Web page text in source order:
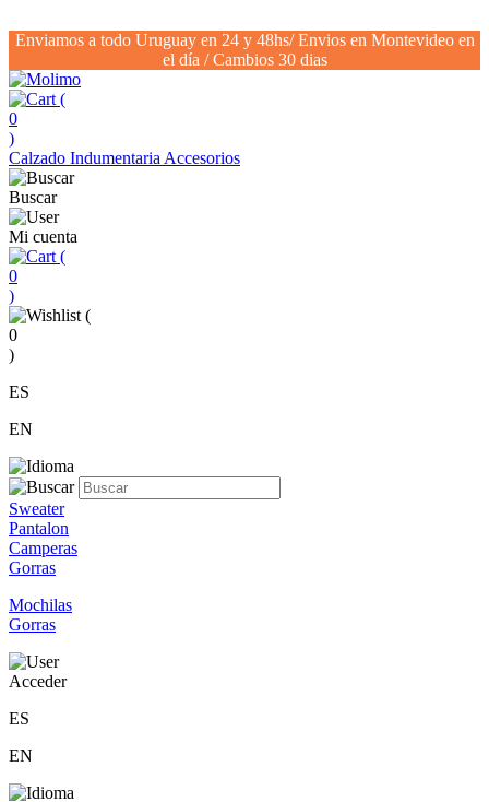
Enviamos a todo Uruguay en 24 y 48hs/ Envios en Montevideo en
el día / Cambios 30 dias
(
0
)
Calzado Indumentaria Accesorios
Buscar
Mi cuenta
(
0
)
(
0
)
ES
EN
Sweater
Pantalon
Camperas
Gorras
Mochilas
Gorras
Acceder
ES
EN